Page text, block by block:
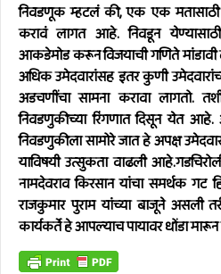
निवडणूक म्हटलं की, एक एक मतासाठी
करावं लागत आहे. निवडून
आकडेमोड करून विजयाची गणिते मांडावी
अधिक उमेदवारांसह इतर कुणी
अडचणींचा सामना करावा लागतो.
निवडणुकीच्या रिंगणात दिसून येत आहे.
निवडणुकीला सामोरे जात हे अपक्ष
याविषयी उत्सुकता वाढली
नामदेवराव किरसान यांचा समर्थक गट
राजकुमार पुराम यांच्या बाजूने असली
कार्यकर्ते हे आपल्याच पायावर धोंडा